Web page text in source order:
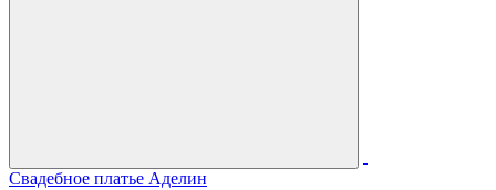
Свадебное платье Аделин